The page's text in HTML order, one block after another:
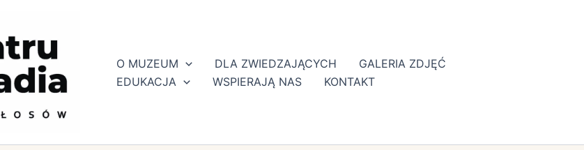
O MUZEUM
DLA ZWIEDZAJĄCYCH
GALERIA ZDJĘĆ
EDUKACJA
WSPIERAJĄ NAS KONTAKT